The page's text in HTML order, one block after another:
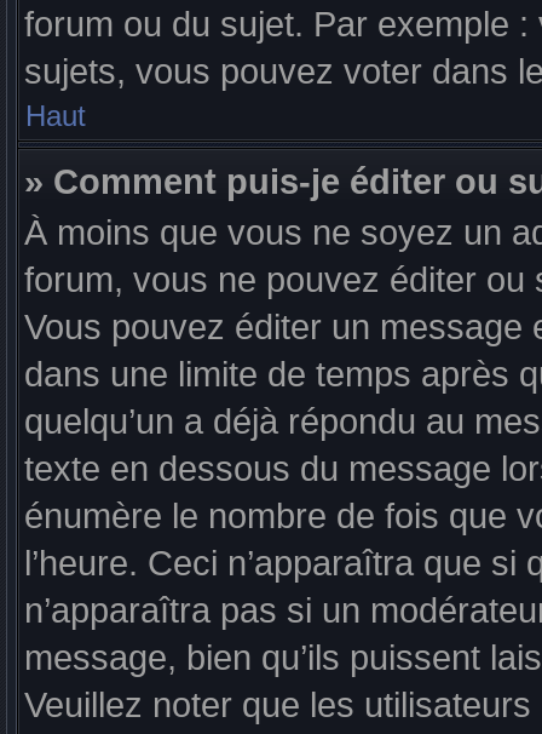
forum ou du sujet. Par exemple
sujets, vous pouvez voter dans
Haut
» Comment puis-je éditer ou
À moins que vous ne soyez un
forum, vous ne pouvez éditer
Vous pouvez éditer un message
dans une limite de temps après
quelqu’un a déjà répondu au
texte en dessous du message
énumère le nombre de fois que
l’heure. Ceci n’apparaîtra que
n’apparaîtra pas si un
message, bien qu’ils puissent
Veuillez noter que les